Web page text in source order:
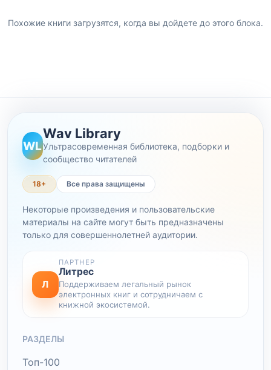
Похожие книги загрузятся, когда вы дойдете до этого блока.
WL
Wav Library
Ультрасовременная библиотека, подборки и
сообщество читателей
18+ Все права защищены
Некоторые произведения и пользовательские
материалы на сайте могут быть предназначены
только для совершеннолетней аудитории.
Л
ПАРТНЕР
Литрес
Поддерживаем легальный рынок
электронных книг и сотрудничаем с
книжной экосистемой.
РАЗДЕЛЫ
Топ-100